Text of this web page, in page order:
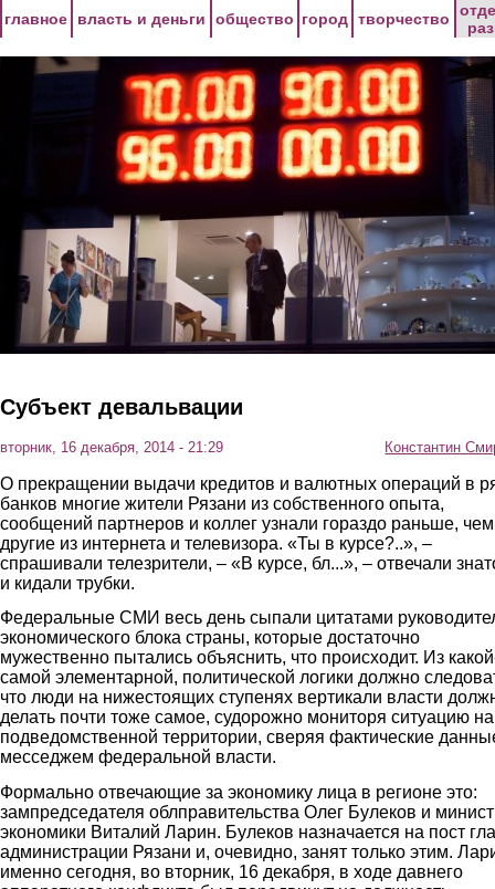
главное власть и деньги общество город творчество
Субъект девальвации
вторник, 16 декабря, 2014 - 21:29 Константин
О прекращении выдачи кредитов и валютных операций в
банков многие жители Рязани из собственного опыта,
сообщений партнеров и коллег узнали гораздо раньше, чем
другие из интернета и телевизора. «Ты в курсе?..», –
спрашивали телезрители, – «В курсе, бл...», – отвечали
и кидали трубки.
Федеральные СМИ весь день сыпали цитатами
экономического блока страны, которые достаточно
мужественно пытались объяснить, что происходит. Из
самой элементарной, политической логики должно
что люди на нижестоящих ступенях вертикали власти
делать почти тоже самое, судорожно мониторя ситуацию на
подведомственной территории, сверяя фактические
месседжем федеральной власти.
Формально отвечающие за экономику лица в регионе это:
зампредседателя облправительства Олег Булеков и
экономики Виталий Ларин. Булеков назначается на пост
администрации Рязани и, очевидно, занят только этим.
именно сегодня, во вторник, 16 декабря, в ходе давнего